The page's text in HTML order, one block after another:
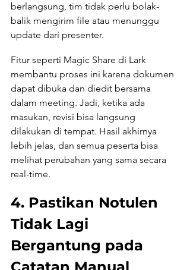
berlangsung, tim tidak perlu bolak-
balik mengirim file atau menunggu
update dari presenter.
Fitur seperti Magic Share di Lark
membantu proses ini karena dokumen
dapat dibuka dan diedit bersama
dalam meeting. Jadi, ketika ada
masukan, revisi bisa langsung
dilakukan di tempat. Hasil akhirnya
lebih jelas, dan semua peserta bisa
melihat perubahan yang sama secara
real-time.
4. Pastikan Notulen
Tidak Lagi
Bergantung pada